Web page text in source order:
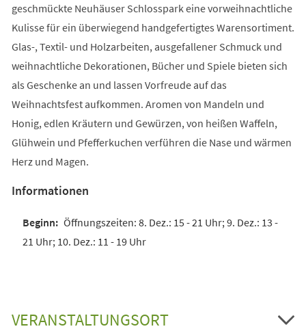
geschmückte Neuhäuser Schlosspark eine vorweihnachtliche
Kulisse für ein überwiegend handgefertigtes Warensortiment.
Glas-, Textil- und Holzarbeiten, ausgefallener Schmuck und
weihnachtliche Dekorationen, Bücher und Spiele bieten sich
als Geschenke an und lassen Vorfreude auf das
Weihnachtsfest aufkommen. Aromen von Mandeln und
Honig, edlen Kräutern und Gewürzen, von heißen Waffeln,
Glühwein und Pfefferkuchen verführen die Nase und wärmen
Herz und Magen.
Informationen
Öffnungszeiten: 8. Dez.: 15 - 21 Uhr; 9. Dez.: 13 -
21 Uhr; 10. Dez.: 11 - 19 Uhr
VERANSTALTUNGSORT